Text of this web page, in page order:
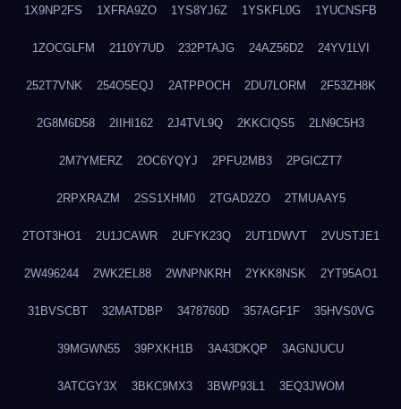
1X9NP2FS 1XFRA9ZO 1YS8YJ6Z 1YSKFL0G 1YUCNSFB
1ZOCGLFM 2110Y7UD 232PTAJG 24AZ56D2 24YV1LVI
252T7VNK 254O5EQJ 2ATPPOCH 2DU7LORM 2F53ZH8K
2G8M6D58 2IIHI162 2J4TVL9Q 2KKCIQS5 2LN9C5H3
2M7YMERZ 2OC6YQYJ 2PFU2MB3 2PGICZT7
2RPXRAZM 2SS1XHM0 2TGAD2ZO 2TMUAAY5
2TOT3HO1 2U1JCAWR 2UFYK23Q 2UT1DWVT 2VUSTJE1
2W496244 2WK2EL88 2WNPNKRH 2YKK8NSK 2YT95AO1
31BVSCBT 32MATDBP 3478760D 357AGF1F 35HVS0VG
39MGWN55 39PXKH1B 3A43DKQP 3AGNJUCU
3ATCGY3X 3BKC9MX3 3BWP93L1 3EQ3JWOM